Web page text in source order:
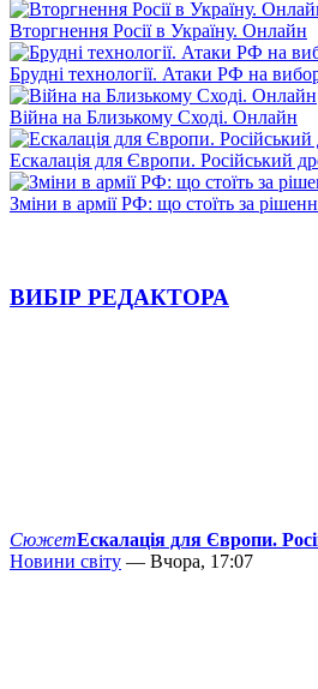
Вторгнення Росії в Україну. Онлайн
Брудні технології. Атаки РФ на
Війна на Близькому Сході. Онлайн
Ескалація для Європи. Російський
Зміни в армії РФ: що стоїть за
ВИБІР РЕДАКТОРА
СюжетЕскалація для Європи.
Новини світу — Вчора, 17:07